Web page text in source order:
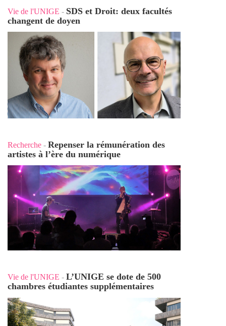
Vie de l'UNIGE - SDS et Droit: deux facultés
changent de doyen
Recherche - Repenser la rémunération des
artistes à l’ère du numérique
Vie de l'UNIGE - L’UNIGE se dote de 500
chambres étudiantes supplémentaires